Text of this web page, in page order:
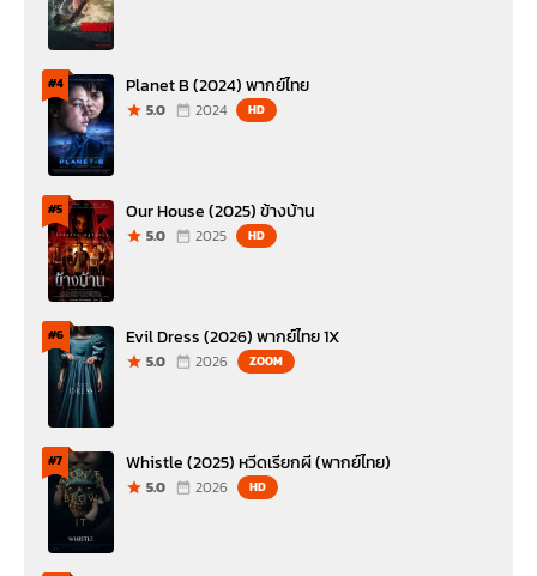
#4 Planet B (2024) พากย์ไทย
5.0 2024 HD
#5 Our House (2025) ข้างบ้าน
5.0 2025 HD
#6 Evil Dress (2026) พากย์ไทย 1X
5.0 2026 ZOOM
#7 Whistle (2025) หวีดเรียกผี (พากย์ไทย)
5.0 2026 HD